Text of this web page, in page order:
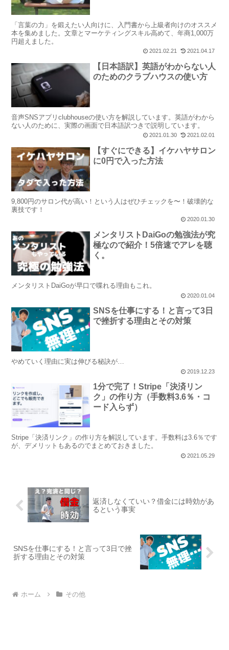
「言葉の力」を鍛えたい人向けに、入門書から上級者向けのオススメ
本を集めました。文章とマーケティングスキル高めて、年商1,000万
円超えました。
2021.02.21 2021.04.17
【日本語訳】英語がわからない人
のためのクラブハウスの使い方
音声SNSアプリclubhouseの使い方を解説しています。英語がわから
ない人のために、実際の画面で日本語訳つきで説明しています。
2021.01.30 2021.02.01
【すぐにできる】イケハヤサロン
に0円で入った方法
9,800円のサロン代が高い！という人はぜひチェックを〜！破壊的な
裏技です！
2020.01.30
メンタリストDaiGoの勉強法が究
極なので紹介！5倍速でアレを聴
く。
メンタリストDaiGoが早口で喋れる理由もこれ。
2020.01.04
SNSを仕事にする！と言って3日
で挫折する理由とその対策
やめていく理由に実は伸びる秘訣が…
2019.12.23
1分で完了！Stripe「決済リン
ク」の作り方（手数料3.6％・コ
ード入らず）
Stripe「決済リンク」の作り方を解説しています。手数料は3.6％です
が、デメリットもあるのでまとめておきました。
2021.05.29
返済しなくていい？借金には時効があ
るという事実
SNSを仕事にする！と言って3日で挫
折する理由とその対策
ホーム その他